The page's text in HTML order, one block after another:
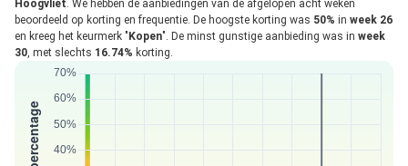
Hoogvliet. We hebben de aanbiedingen van de afgelopen acht weken
beoordeeld op korting en frequentie. De hoogste korting was 50% in week 26
en kreeg het keurmerk " Kopen". De minst gunstige aanbieding was in week
30, met slechts 16.74% korting.